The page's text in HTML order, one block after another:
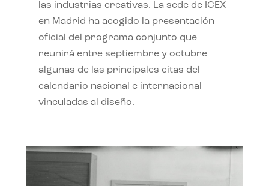
las industrias creativas. La sede de ICEX
en Madrid ha acogido la presentación
oficial del programa conjunto que
reunirá entre septiembre y octubre
algunas de las principales citas del
calendario nacional e internacional
vinculadas al diseño.